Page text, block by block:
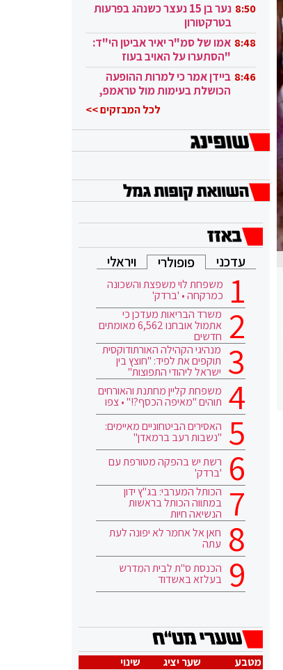
8:50
נער בן 15 נעצר כשנהג בפרעות
בטרקטורון
8:48 אמו של סמ"ר יאיר אביטן הי"ד:
"הסתערו על האויב בעוז
ובגבורה" 8:46 ביידן אמר כי למרות ההופעה
הכושלת בעימות מול טראמפ,
לכל המבזקים >>
עדכני פופולרי ויראלי
משפחת לוי משפצת והשכונה
כמרקחה • 'ברדק'
משרד הבריאות מעדכן כי
אתמול אובחנו 6,562 מאומתים
חדשים
מנהיגי הקהילה האורתודוקסית
תוקפים את לפיד: "חוצץ בין
ישראל ליהודי התפוצות"
משפחת קליין מחתנת והאורחים
תוהים "מאיפה הכסף?!" • צפו
האסירים הביטחוניים מאיימים:
"נשבות רעב ברמאדן"
רשת יש בהפקה מטורפת עם
'ברדק'
הכותל המערבי: בג"ץ ידון
במתווה הכותל בראשות
הנשיאה חיות
חאן אל אחמר לא יפונה לעת
עתה
הכנסת ס"ת לבית המדרש
בעלזא באשדוד
מטבע שער יציג
שינוי